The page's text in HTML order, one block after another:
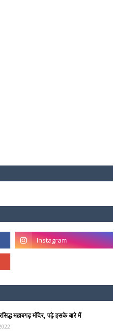
महाबगढ़ मंदिर, पढ़े इसके बारे में